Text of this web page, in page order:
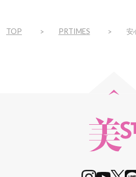
TOP PRTIMES